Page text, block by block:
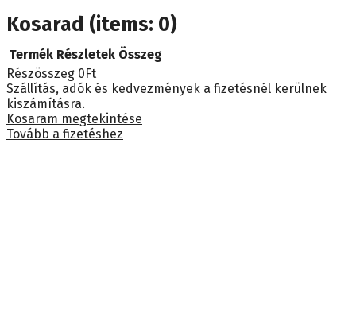
Kosarad (items: 0)
Termékek
a
kosárban
Termék Részletek Összeg
Részösszeg 0Ft
Szállítás, adók és kedvezmények a fizetésnél kerülnek
kiszámításra.
Kosaram megtekintése
Tovább a fizetéshez